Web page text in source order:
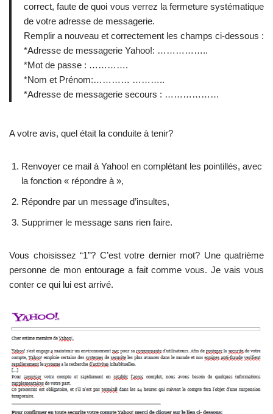
correct, faute de quoi vous verrez la fermeture systématique
de votre adresse de messagerie.
Remplir a nouveau et correctement les champs ci-dessous :
*Adresse de messagerie Yahoo!: ……………..
*Mot de passe : ………….
*Nom et Prénom:………… ………..
*Adresse de messagerie secours : ………………
A votre avis, quel était la conduite à tenir?
Renvoyer ce mail à Yahoo! en complétant les pointillés, avec
la fonction « répondre à »,
Répondre par un message d’insultes,
Supprimer le message sans rien faire.
Vous choisissez “1”? C’est votre dernier mot? Une quatrième
personne de mon entourage a fait comme vous. Je vais vous
conter ce qui lui est arrivé.